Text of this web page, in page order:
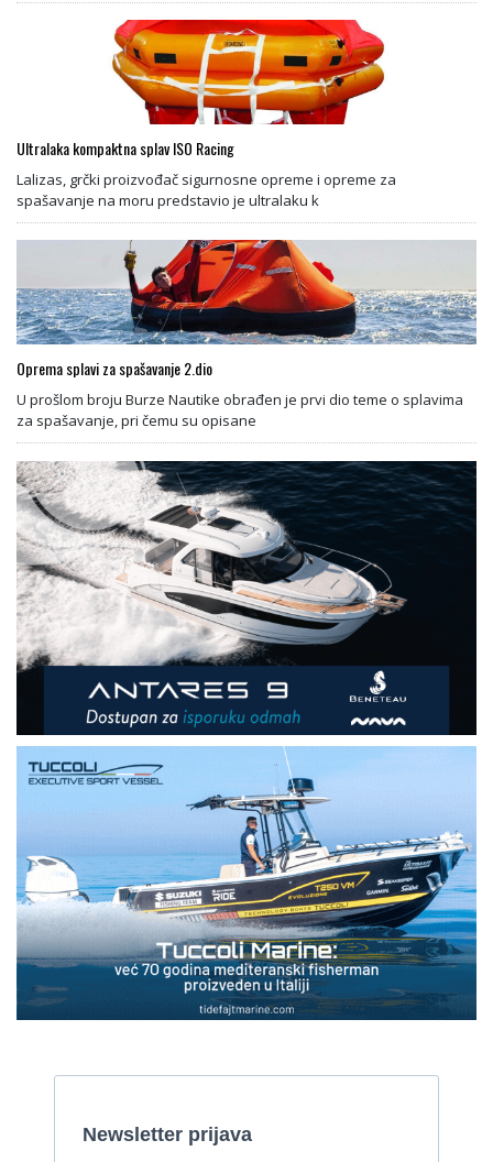
Ultralaka kompaktna splav ISO Racing
Lalizas, grčki proizvođač sigurnosne opreme i opreme za
spašavanje na moru predstavio je ultralaku k
Oprema splavi za spašavanje 2.dio
U prošlom broju Burze Nautike obrađen je prvi dio teme o splavima
za spašavanje, pri čemu su opisane